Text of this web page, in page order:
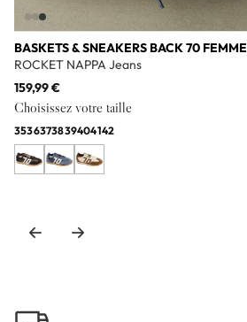
BASKETS & SNEAKERS BACK 70 FEMME
ROCKET NAPPA Jeans
159,99 €
Choisissez votre taille
3536373839404142